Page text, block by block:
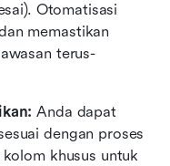
Otomatisasi
memastikan
terus-
Anda dapat
dengan proses
khusus untuk